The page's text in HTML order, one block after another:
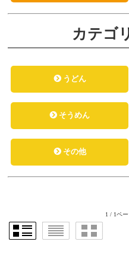
カテゴ
うどん
そうめん
その他
1 / 1ペー